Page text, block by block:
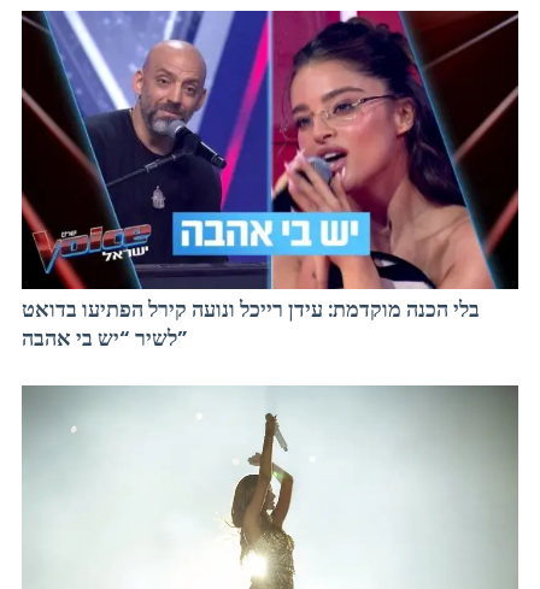
בלי הכנה מוקדמת: עידן רייכל ונועה קירל הפתיעו בדואט
לשיר “יש בי אהבה”